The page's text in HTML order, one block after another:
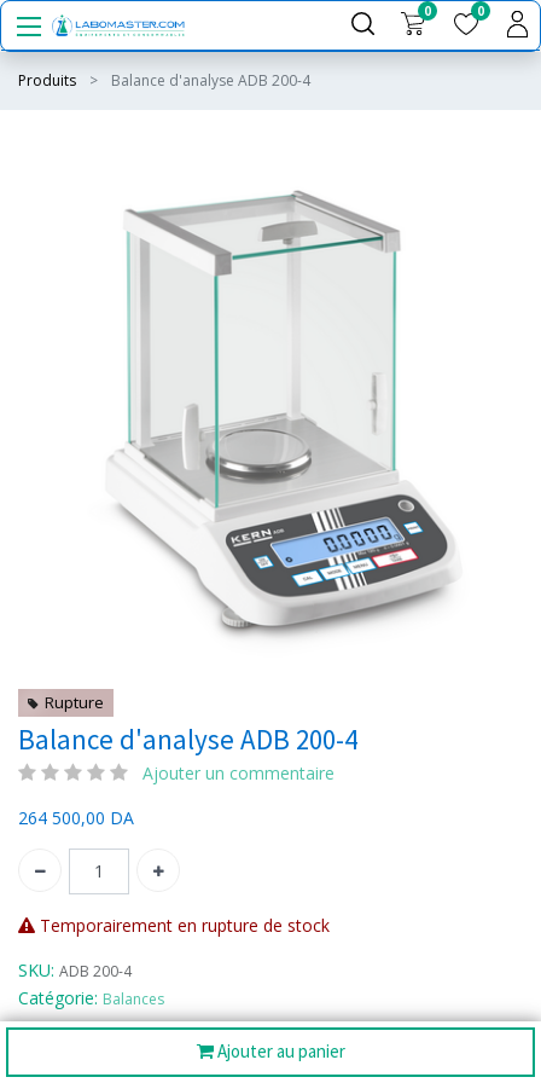
0 0
Produits Balance d'analyse ADB 200-4
Ajouter au panier
Rupture
Balance d'analyse ADB 200-4
Ajouter un commentaire
264 500,00 DA
Temporairement en rupture de stock
SKU: ADB 200-4
Catégorie: Balances